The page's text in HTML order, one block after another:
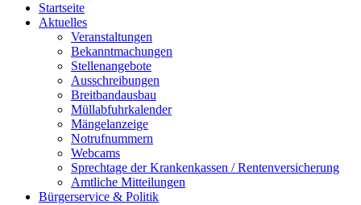
Startseite
Aktuelles
Veranstaltungen
Bekanntmachungen
Stellenangebote
Ausschreibungen
Breitbandausbau
Müllabfuhrkalender
Mängelanzeige
Notrufnummern
Webcams
Sprechtage der Krankenkassen / Rentenversicherung
Amtliche Mitteilungen
Bürgerservice & Politik